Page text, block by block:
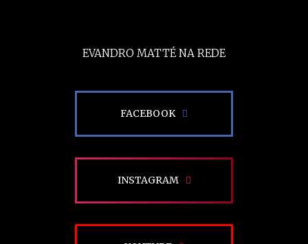
EVANDRO MATTÉ NA REDE
FACEBOOK
INSTAGRAM